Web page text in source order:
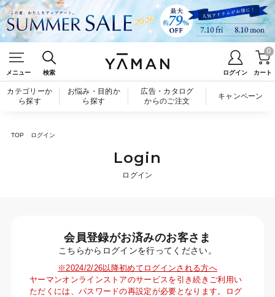
メニュー 検索 ログイン カート
0
カテゴリーか
ら探す
お悩み・目的か
ら探す
広告・カタログ
からのご注文
キャンペーン
TOP ログイン
Login
ログイン
会員登録がお済みのお客さま
こちらからログインを行ってください。
※2024/2/26以降初めてログインされる方へ
ヤーマンオンラインストアのサービスを引き続きご利用い
ただくには、パスワードの再設定が必要となります。ログ